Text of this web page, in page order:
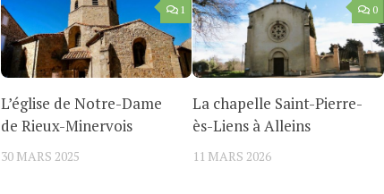
1
L’église de Notre-Dame
de Rieux-Minervois
30 MARS 2025
0
La chapelle Saint-Pierre-
ès-Liens à Alleins
11 MARS 2026